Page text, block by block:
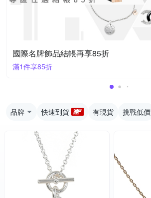
國際名牌飾品結帳再享85折
滿1件享85折
品牌 快速到貨 有現貨 挑戰低價